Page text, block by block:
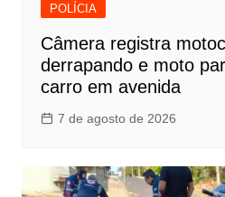
POLÍCIA
Câmera registra
derrapando e moto
carro em avenida
7 de agosto de 2026